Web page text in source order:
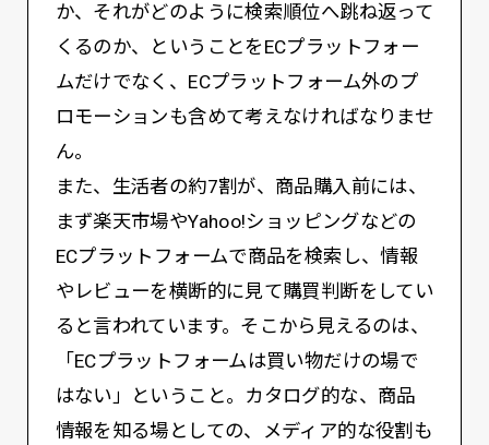
か、それがどのように検索順位へ跳ね返って
くるのか、ということをECプラットフォー
ムだけでなく、ECプラットフォーム外のプ
ロモーションも含めて考えなければなりませ
ん。
また、生活者の約7割が、商品購入前には、
まず楽天市場やYahoo!ショッピングなどの
ECプラットフォームで商品を検索し、情報
やレビューを横断的に見て購買判断をしてい
ると言われています。そこから見えるのは、
「ECプラットフォームは買い物だけの場で
はない」ということ。カタログ的な、商品
情報を知る場としての、メディア的な役割も